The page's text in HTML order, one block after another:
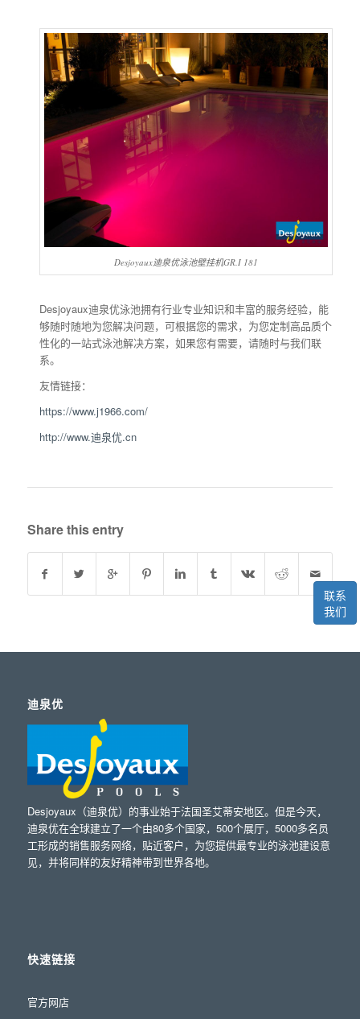
联系
我们
Desjoyaux迪泉优泳池壁挂机GR.I 181
Desjoyaux迪泉优泳池拥有行业专业知识和丰富的服务经验，能
够随时随地为您解决问题，可根据您的需求，为您定制高品质个
性化的一站式泳池解决方案，如果您有需要，请随时与我们联
系。
友情链接：
https://www.j1966.com/
http://www.迪泉优.cn
Share this entry
迪泉优
Desjoyaux（迪泉优）的事业始于法国圣艾蒂安地区。但是今天，
迪泉优在全球建立了一个由80多个国家，500个展厅，5000多名员
工形成的销售服务网络，贴近客户，为您提供最专业的泳池建设意
见，并将同样的友好精神带到世界各地。
快速链接
官方网店